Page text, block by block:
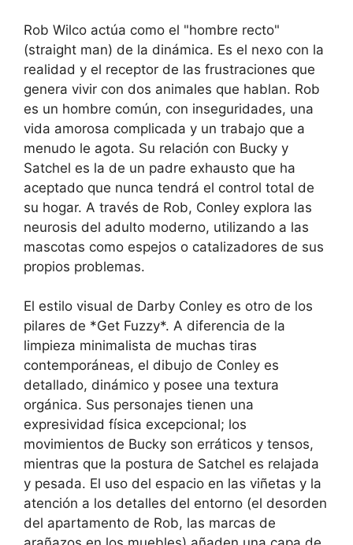
Rob Wilco actúa como el "hombre recto"
(straight man) de la dinámica. Es el nexo con la
realidad y el receptor de las frustraciones que
genera vivir con dos animales que hablan. Rob
es un hombre común, con inseguridades, una
vida amorosa complicada y un trabajo que a
menudo le agota. Su relación con Bucky y
Satchel es la de un padre exhausto que ha
aceptado que nunca tendrá el control total de
su hogar. A través de Rob, Conley explora las
neurosis del adulto moderno, utilizando a las
mascotas como espejos o catalizadores de sus
propios problemas.
El estilo visual de Darby Conley es otro de los
pilares de *Get Fuzzy*. A diferencia de la
limpieza minimalista de muchas tiras
contemporáneas, el dibujo de Conley es
detallado, dinámico y posee una textura
orgánica. Sus personajes tienen una
expresividad física excepcional; los
movimientos de Bucky son erráticos y tensos,
mientras que la postura de Satchel es relajada
y pesada. El uso del espacio en las viñetas y la
atención a los detalles del entorno (el desorden
del apartamento de Rob, las marcas de